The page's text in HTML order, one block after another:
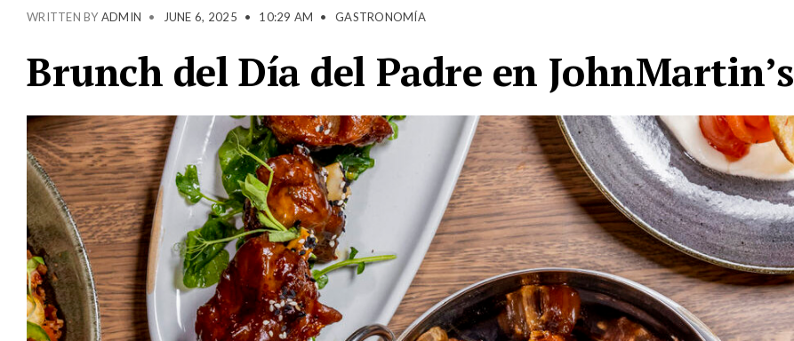
WRITTEN BY ADMIN • JUNE 6, 2025 • 10:29 AM • GASTRONOMÍA
Brunch del Día del Padre en JohnMartin’s